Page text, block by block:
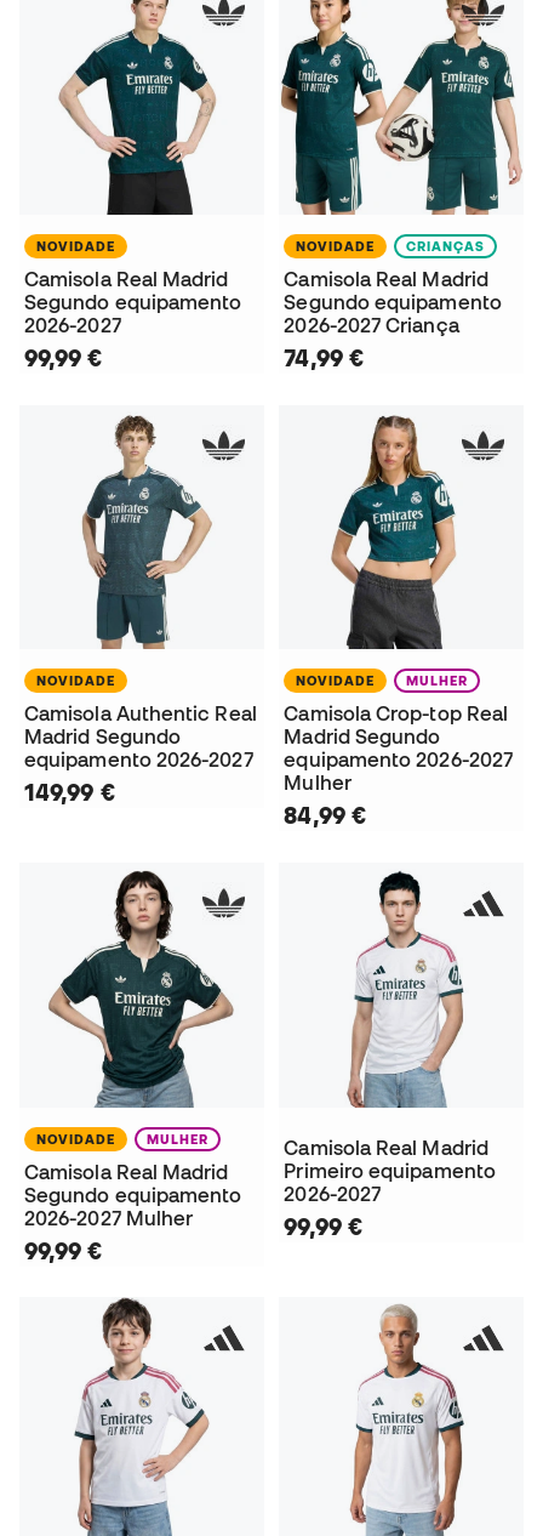
NOVIDADE
Camisola Real Madrid
Segundo equipamento
2026-2027
99,99 €
NOVIDADE CRIANÇAS
Camisola Real Madrid
Segundo equipamento
2026-2027 Criança
74,99 €
NOVIDADE
Camisola Authentic Real
Madrid Segundo
equipamento 2026-2027
149,99 €
NOVIDADE MULHER
Camisola Crop-top Real
Madrid Segundo
equipamento 2026-2027
Mulher
84,99 €
NOVIDADE MULHER
Camisola Real Madrid
Segundo equipamento
2026-2027 Mulher
99,99 €
Camisola Real Madrid
Primeiro equipamento
2026-2027
99,99 €